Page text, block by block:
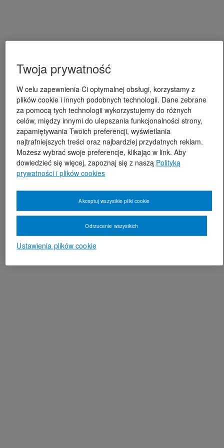
Twoja prywatność
W celu zapewnienia Ci optymalnej obsługi, korzystamy z
plików cookie i innych podobnych technologii. Dane zebrane
za pomocą tych technologii wykorzystujemy do różnych
celów, między innymi do ulepszania funkcjonalności strony,
zapamiętywania Twoich preferencji, wyświetlania
najtrafniejszych treści oraz najbardziej przydatnych reklam.
Możesz wybrać swoje preferencje, klikając w link. Aby
dowiedzieć się więcej, zapoznaj się z naszą Polityką
prywatności i plików cookies
Ustawienia plików cookie
Odrzucenie wszystkich
Akceptuj wszystkie pliki cookie